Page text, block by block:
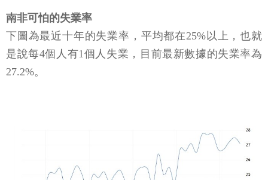
南非可怕的失業率
下圖為最近十年的失業率，平均都在25%以上，也就
是說每4個人有1個人失業，目前最新數據的失業率為
27.2%。